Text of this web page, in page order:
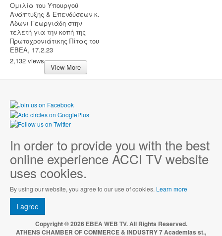
Ομιλία του Υπουργού
Ανάπτυξης & Επενδύσεων κ.
Άδωνι Γεωργιάδη στην
τελετή για την κοπή της
Πρωτοχρονιάτικης Πίτας του
ΕΒΕΑ, 17.2.23
2,132 views
View More
In order to provide you with the best
online experience ACCI TV website
uses cookies.
By using our website, you agree to our use of cookies. Learn more
I agree
Copyright © 2026 EBEA WEB TV. All Rights Reserved.
ATHENS CHAMBER OF COMMERCE & INDUSTRY 7 Academias st.,